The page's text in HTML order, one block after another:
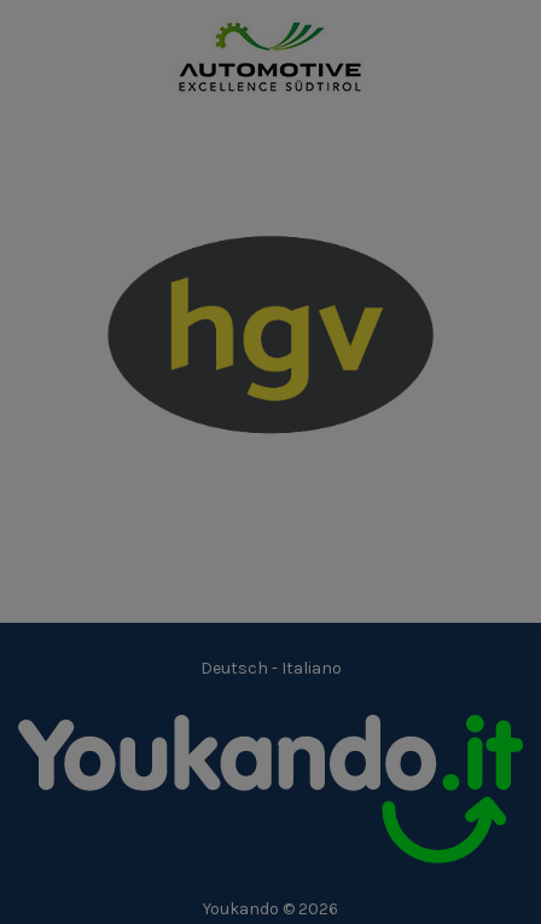
Deutsch - Italiano
Youkando © 2026